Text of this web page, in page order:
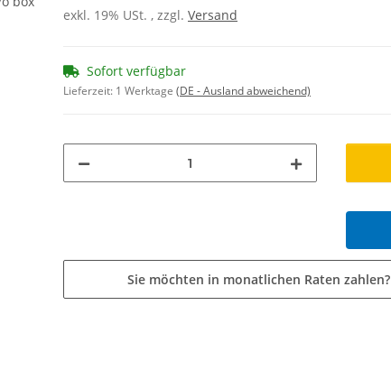
exkl. 19% USt. , zzgl. Versand
Sofort verfügbar
Lieferzeit: 1 Werktage (DE - Ausland abweichend)
Sie möchten in monatlichen Raten zahlen?